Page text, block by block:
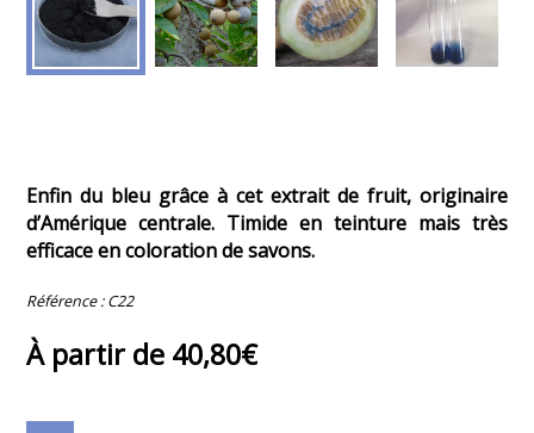
Enfin du bleu grâce à cet extrait de fruit, originaire
d’Amérique centrale. Timide en teinture mais très
efficace en coloration de savons.
Référence :C22
À partir de 40,80€